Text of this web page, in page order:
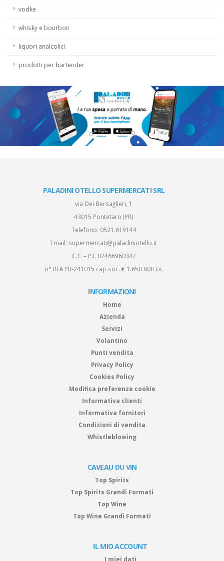
vodke
whisky e bourbon
liquori analcolici
prodotti per bartender
PALADINI OTELLO SUPERMERCATI SRL
via Dei Bersaglieri, 1
43015 Pontetaro (PR)
Telefono: 0521.619144
Email: supermercati@paladiniotello.it
C.F. – P.I. 02466960347
n° REA PR-241015 cap.soc. € 1.650.000 i.v.
INFORMAZIONI
Home
Azienda
Servizi
Volantino
Punti vendita
Privacy Policy
Cookies Policy
Modifica preferenze cookie
Informativa clienti
Informativa fornitori
Condizioni di vendita
Whistleblowing
CAVEAU DU VIN
Top Spirits
Top Spirits Grandi Formati
Top Wine
Top Wine Grandi Formati
IL MIO ACCOUNT
I miei dati